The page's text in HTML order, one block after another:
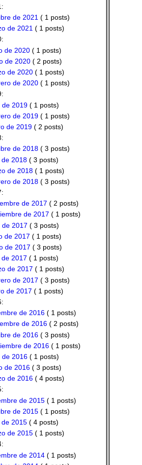
de 2021 ( 1 posts)
de 2021( 1 posts)
de 2020( 1 posts)
de 2020( 2 posts)
de 2020( 1 posts)
de 2020( 1 posts)
de 2019( 1 posts)
de 2019( 1 posts)
de 2019( 2 posts)
de 2018( 3 posts)
de 2018( 3 posts)
de 2018( 1 posts)
de 2018( 3 posts)
de 2017 ( 2 posts)
de 2017 ( 1 posts)
de 2017 ( 3 posts)
de 2017 ( 1 posts)
de 2017 ( 3 posts)
de 2017 ( 1 posts)
de 2017 ( 1 posts)
de 2017 ( 3 posts)
de 2017 ( 1 posts)
de 2016( 1 posts)
de 2016( 2 posts)
de 2016( 3 posts)
de 2016( 1 posts)
de 2016( 1 posts)
de 2016( 3 posts)
de 2016( 4 posts)
de 2015( 1 posts)
de 2015( 1 posts)
de 2015( 4 posts)
de 2015( 1 posts)
de 2014( 1 posts)